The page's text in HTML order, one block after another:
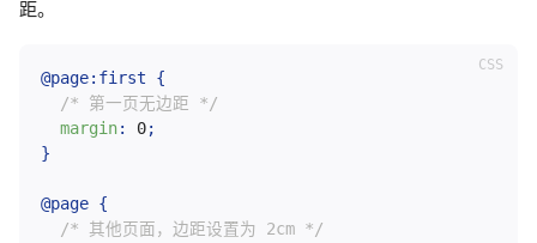
距。
@page: first
{
/* 第一页无边距 */
margin: 0;
}
@page {
/* 其他页面，边距设置为 2cm */